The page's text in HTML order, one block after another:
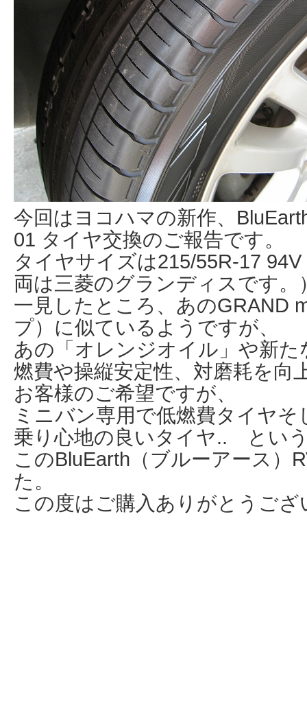
今回はヨコハマの新作、
01 タイヤ交換のご報告です。
タイヤサイズは215/55R-17
両は三菱のグランディスです。
一見したところ、あのGRAND
プ）に似ているようですが、
あの「オレンジオイル」や新た
燃費や操縦安定性、対磨耗を向
お客様のご希望ですが、
ミニバン専用で低燃費タイヤ
乗り心地の良いタイヤ.. とい
このBluEarth（ブルーアース）
た。
この度はご購入ありがとうござ